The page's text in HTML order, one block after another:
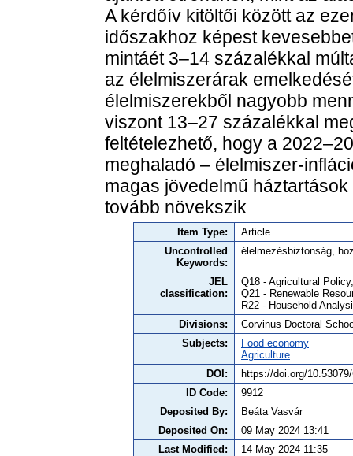
A kérdőív kitöltői között az
időszakhoz képest
mintáét 3–14 százalékkal
az élelmiszerárak
élelmiszerekből nagyobb
viszont 13–27 százalékkal
feltételezhető, hogy a
meghaladó – élelmiszer-
magas jövedelmű
tovább növekszik
Item Type:
Article
Uncontrolled
Keywords:
élelmezésbiztonság,
JEL
classification:
Q18 - Agricultural
Q21 - Renewable
R22 - Household
Divisions:
Corvinus Doctoral
Subjects:
Food economy
Agriculture
DOI:
https://doi.org/
ID Code:
9912
Deposited By:
Beáta Vasvár
Deposited On:
09 May 2024 13:41
Last Modified:
14 May 2024 11:35